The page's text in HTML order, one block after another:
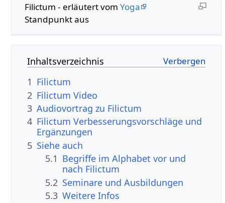
Filictum - erläutert vom Yoga
Standpunkt aus
Inhaltsverzeichnis
1 Filictum
2 Filictum Video
3 Audiovortrag zu Filictum
4 Filictum Verbesserungsvorschläge und
Ergänzungen
5 Siehe auch
5.1 Begriffe im Alphabet vor und
nach Filictum
5.2 Seminare und Ausbildungen
5.3 Weitere Infos